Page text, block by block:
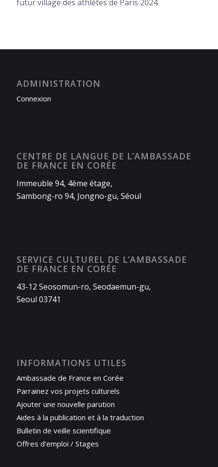
futur village des athlètes de Paris 2024.
ADMINISTRATION
Connexion
CENTRE DE LANGUE DE L’AMBASSADE
DE FRANCE EN CORÉE
Immeuble 94, 4ème étage,
Sambong-ro 94, Jongno-gu, Séoul
SERVICE CULTUREL DE L’AMBASSADE
DE FRANCE EN CORÉE
43-12 Seosomun-ro, Seodaemun-gu,
Seoul 03741
INFORMATIONS UTILES
Ambassade de France en Corée
Parrainez vos projets culturels
Ajouter une nouvelle parution
Aides à la publication et à la traduction
Bulletin de veille scientifique
Offres d’emploi / Stages